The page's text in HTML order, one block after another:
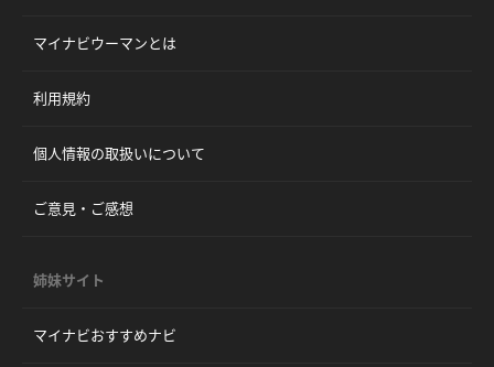
マイナビウーマンとは
利用規約
個人情報の取扱いについて
ご意見・ご感想
姉妹サイト
マイナビおすすめナビ